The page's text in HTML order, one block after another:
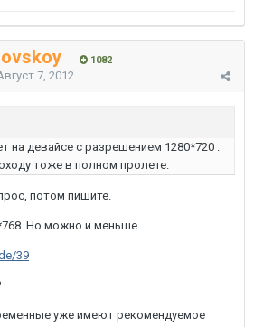
1082
7, 2012
на девайсе с разрешением 1280*720 .
тоже в полном пролете.
потом пишите.
Но можно и меньше.
39
уже имеют рекомендуемое